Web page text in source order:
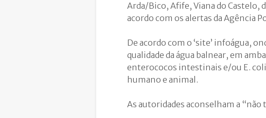
Arda/Bico, Afife, Viana do Castelo,
acordo com os alertas da Agência
De acordo com o ‘site’ infoágua,
qualidade da água balnear, em
enterococos intestinais e/ou E.
humano e animal.
As autoridades aconselham a “não